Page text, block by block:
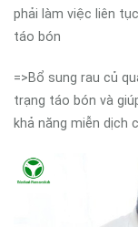
phải làm việc liên
táo bón
=>Bổ sung rau củ
trạng táo bón và
khả năng miễn dịch